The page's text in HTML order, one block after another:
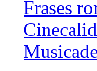
Frases